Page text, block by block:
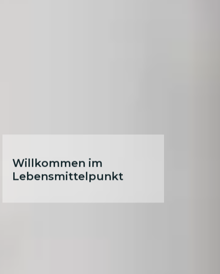
Willkommen im
Lebensmittelpunkt